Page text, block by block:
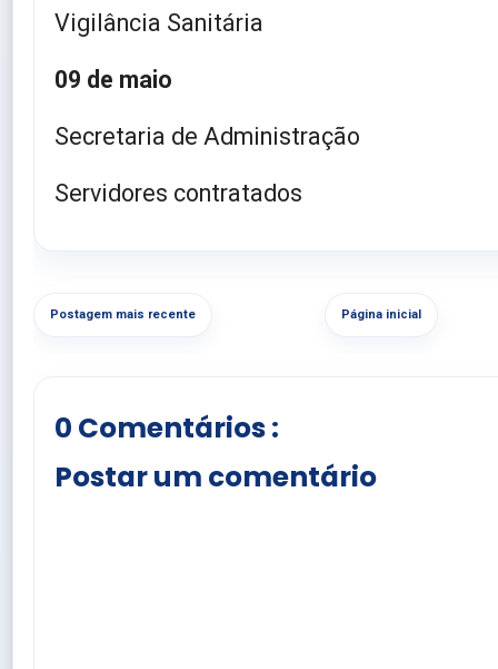
Vigilância Sanitária
09 de maio
Secretaria de Administração
Servidores contratados
Postagem mais recente Página inicial
0 Comentários :
Postar um comentário